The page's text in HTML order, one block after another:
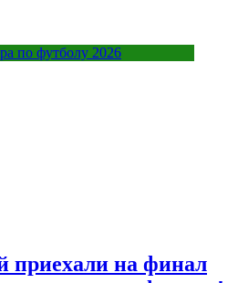
по футболу 2026
приехали на финал